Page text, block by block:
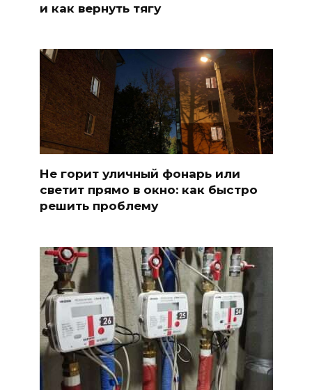
и как вернуть тягу
Не горит уличный фонарь или
светит прямо в окно: как быстро
решить проблему